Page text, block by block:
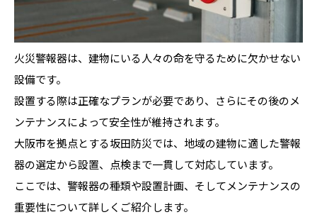
火災警報器は、建物にいる人々の命を守るために欠かせない
設備です。
設置する際は正確なプランが必要であり、さらにその後のメ
ンテナンスによって安全性が維持されます。
大阪市を拠点とする坂田防災では、地域の建物に適した警報
器の選定から設置、点検まで一貫して対応しています。
ここでは、警報器の種類や設置計画、そしてメンテナンスの
重要性について詳しくご紹介します。